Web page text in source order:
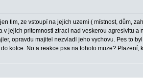
tim, ze vstoupí na jejich uzemi ( místnost, dům,
jejich pritomnosti ztrací nad veskerou agresivitu a
opravdu majitel nezvladl jeho vychovu. Pes to
kotce. No a reakce psa na tohoto muze? Plazení,